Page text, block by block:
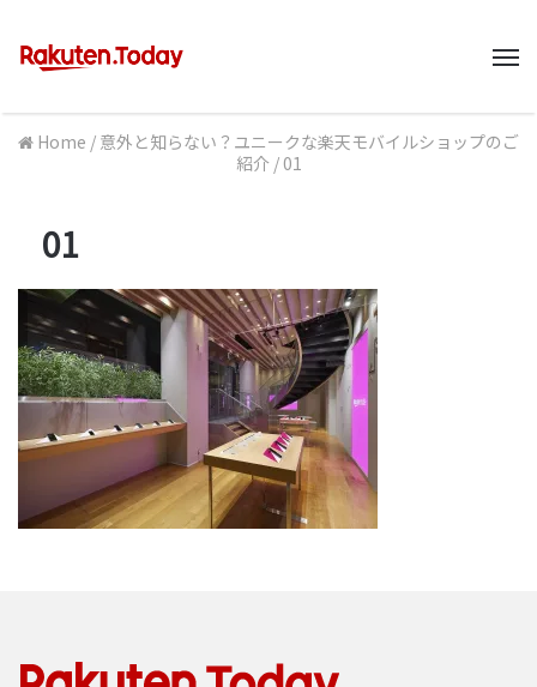
Home / 意外と知らない？ユニークな楽天モバイルショップのご
紹介 / 01
01